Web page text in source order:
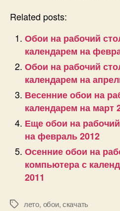
Related posts:
Обои на рабочий
календарем на
Обои на рабочий
календарем на
Весенние обои на
календарем на март
Еще обои на
на февраль 2012
Осенние обои на
компьютера с
2011
Позначки
лето, обои,скачать